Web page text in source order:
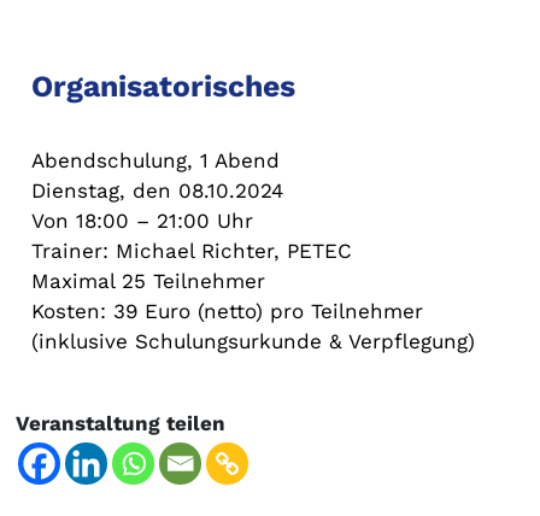
Organisatorisches
Abendschulung, 1 Abend
Dienstag, den 08.10.2024
Von 18:00 – 21:00 Uhr
Trainer: Michael Richter, PETEC
Maximal 25 Teilnehmer
Kosten: 39 Euro (netto) pro Teilnehmer
(inklusive Schulungsurkunde & Verpflegung)
Veranstaltung teilen